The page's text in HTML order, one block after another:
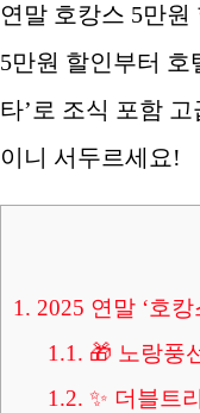
연말 호캉스 5만
5만원 할인부터 호
타’로 조식 포함
이니 서두르세요!
1. 2025 연말 ‘호
1.1. 🎁 노랑풍
1.2. ✨ 더블트